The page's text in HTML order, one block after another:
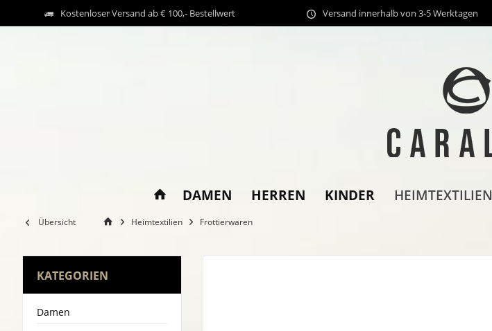
Kostenloser Versand ab € 100,- Bestellwert Versand innerhalb von 3-5 Werktagen
DAMEN HERREN KINDER HEIMTEXTILIEN
Übersicht Heimtextilien Frottierwaren
KATEGORIEN
Damen